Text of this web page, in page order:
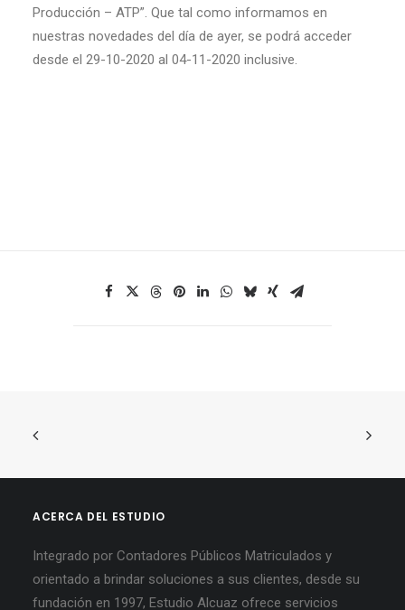
Producción – ATP”. Que tal como informamos en
nuestras novedades del día de ayer, se podrá acceder
desde el 29-10-2020 al 04-11-2020 inclusive.
ACERCA DEL ESTUDIO
Integrado por Contadores Públicos Matriculados y
orientado a brindar soluciones a sus clientes, desde su
fundación en 1997, Estudio Alcuaz ofrece servicios